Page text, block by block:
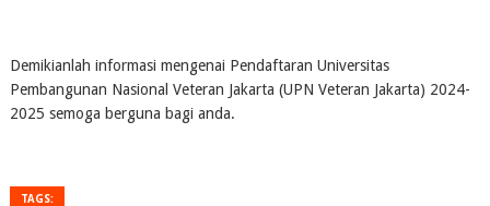
Demikianlah informasi mengenai Pendaftaran Universitas
Pembangunan Nasional Veteran Jakarta (UPN Veteran Jakarta) 2024-
2025 semoga berguna bagi anda.
TAGS: